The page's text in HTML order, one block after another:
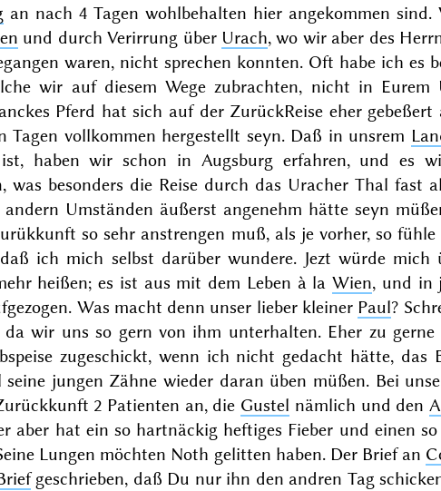
an nach 4 Tagen wohlbehalten hier angekommen
und durch Verirrung über Urach, wo wir aber des
waren, nicht sprechen konnten. Oft habe ich es
wir auf diesem Wege zubrachten, nicht in Eurem
Pferd hat sich auf der ZurückReise eher gebeßert
Tagen vollkommen hergestellt seyn. Daß in unsrem
haben wir schon in Augsburg erfahren, und es
was besonders die Reise durch das Uracher Thal fast
Umständen äußerst angenehm hätte seyn
so sehr anstrengen muß, als je vorher, so
ich mich selbst darüber wundere. Jezt würde mich
heißen; es ist aus mit dem Leben à laWien, und in
Was macht denn unser lieber kleiner Paul?
wir uns so gern von ihm unterhalten. Eher zu
zugeschickt, wenn ich nicht gedacht hätte,
seine jungen Zähne wieder daran üben müßen. Bei
2 Patienten an, die Gustel nämlich und den
aber hat ein so hartnäckig heftiges Fieber und einen
Lungen möchten Noth gelitten haben. Der Brief an
geschrieben, daß Du nur ihn den andren Tag